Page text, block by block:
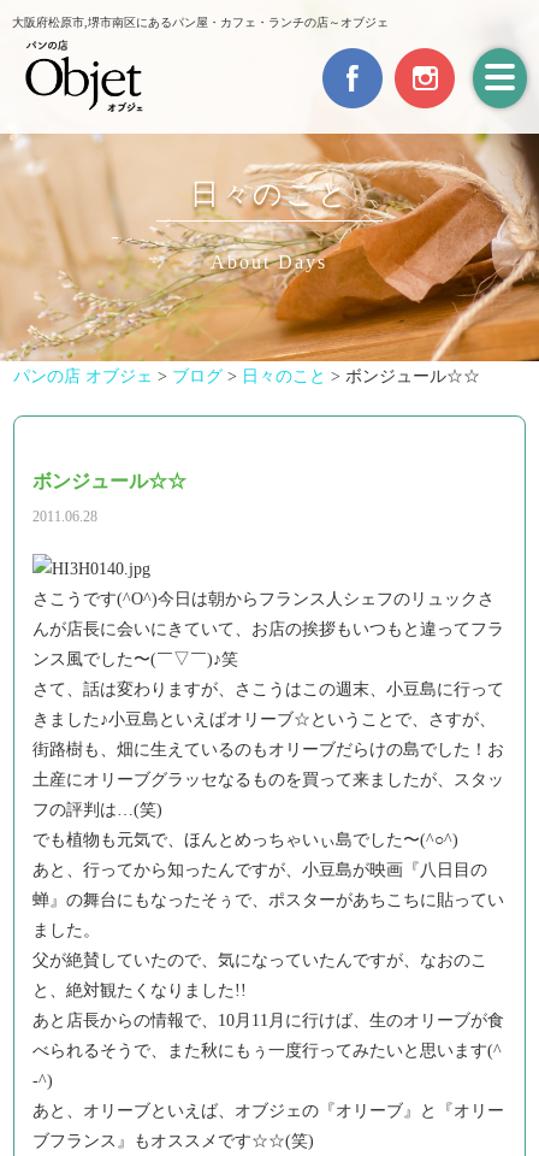
大阪府松原市,堺市南区にあるパン屋・カフェ・ランチの店～オブジェ
日々のこと
About Days
パンの店 オブジェ > ブログ > 日々のこと >ボンジュール☆☆
ボンジュール☆☆
2011.06.28
さこうです(^O^)今日は朝からフランス人シェフのリュックさ
んが店長に会いにきていて、お店の挨拶もいつもと違ってフラ
ンス風でした〜(￣▽￣)♪笑
さて、話は変わりますが、さこうはこの週末、小豆島に行って
きました♪小豆島といえばオリーブ☆ということで、さすが、
街路樹も、畑に生えているのもオリーブだらけの島でした！お
土産にオリーブグラッセなるものを買って来ましたが、スタッ
フの評判は…(笑)
でも植物も元気で、ほんとめっちゃいぃ島でした〜(^○^)
あと、行ってから知ったんですが、小豆島が映画『八日目の
蝉』の舞台にもなったそぅで、ポスターがあちこちに貼ってい
ました。
父が絶賛していたので、気になっていたんですが、なおのこ
と、絶対観たくなりました!!
あと店長からの情報で、10月11月に行けば、生のオリーブが食
べられるそうで、また秋にもぅ一度行ってみたいと思います(^
-^)
あと、オリーブといえば、オブジェの『オリーブ』と『オリー
ブフランス』もオススメです☆☆(笑)